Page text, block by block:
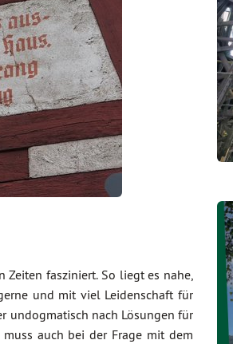
fasziniert. So liegt es nahe,
und mit viel Leidenschaft für
undogmatisch nach Lösungen für
auch bei der Frage mit dem